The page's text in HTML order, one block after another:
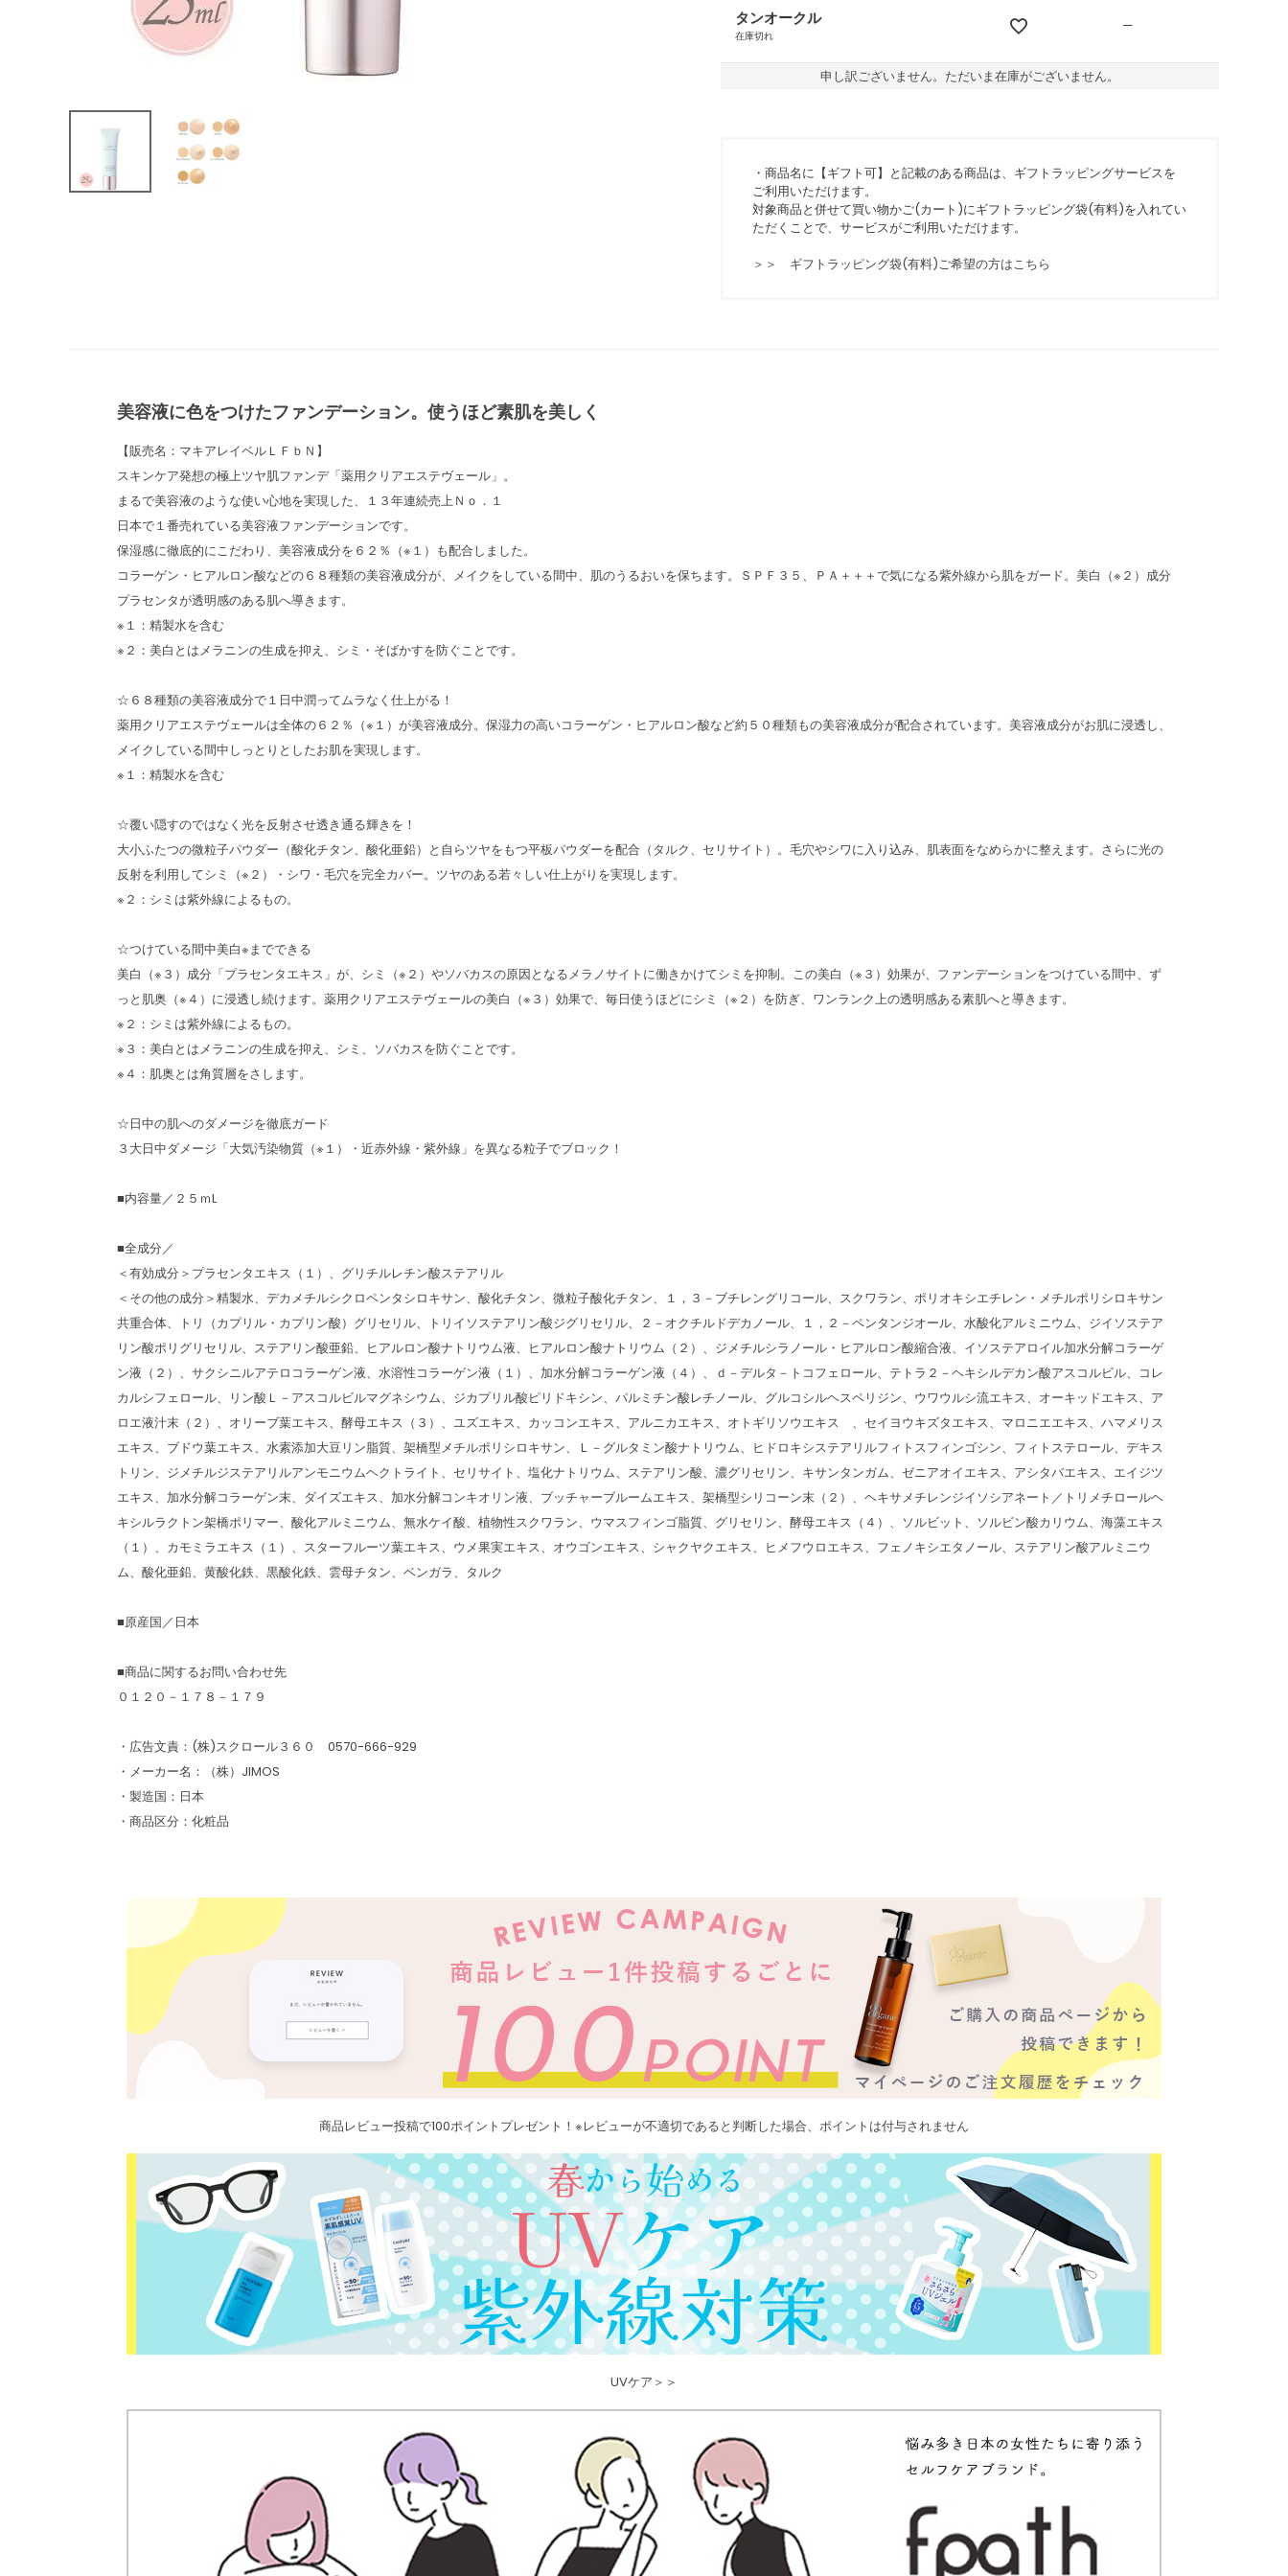
タンオークル
在庫切れ
—
申し訳ございません。ただいま在庫がございません。
・商品名に【ギフト可】と記載のある商品は、ギフトラッピングサービスを
ご利用いただけます。
対象商品と併せて買い物かご(カート)にギフトラッピング袋(有料)を入れてい
ただくことで、サービスがご利用いただけます。
＞＞ ギフトラッピング袋(有料)ご希望の方はこちら
美容液に色をつけたファンデーション。使うほど素肌を美しく
【販売名：マキアレイベルＬＦｂＮ】
スキンケア発想の極上ツヤ肌ファンデ「薬用クリアエステヴェール」。
まるで美容液のような使い心地を実現した、１３年連続売上Ｎｏ．１
日本で１番売れている美容液ファンデーションです。
保湿感に徹底的にこだわり、美容液成分を６２％（※１）も配合しました。
コラーゲン・ヒアルロン酸などの６８種類の美容液成分が、メイクをしている間中、肌のうるおいを保ちます。ＳＰＦ３５、ＰＡ＋＋＋で気になる紫外線から肌をガード。美白（※２）成分
プラセンタが透明感のある肌へ導きます。
※１：精製水を含む
※２：美白とはメラニンの生成を抑え、シミ・そばかすを防ぐことです。
☆６８種類の美容液成分で１日中潤ってムラなく仕上がる！
薬用クリアエステヴェールは全体の６２％（※１）が美容液成分。保湿力の高いコラーゲン・ヒアルロン酸など約５０種類もの美容液成分が配合されています。美容液成分がお肌に浸透し、
メイクしている間中しっとりとしたお肌を実現します。
※１：精製水を含む
☆覆い隠すのではなく光を反射させ透き通る輝きを！
大小ふたつの微粒子パウダー（酸化チタン、酸化亜鉛）と自らツヤをもつ平板パウダーを配合（タルク、セリサイト）。毛穴やシワに入り込み、肌表面をなめらかに整えます。さらに光の
反射を利用してシミ（※２）・シワ・毛穴を完全カバー。ツヤのある若々しい仕上がりを実現します。
※２：シミは紫外線によるもの。
☆つけている間中美白※までできる
美白（※３）成分「プラセンタエキス」が、シミ（※２）やソバカスの原因となるメラノサイトに働きかけてシミを抑制。この美白（※３）効果が、ファンデーションをつけている間中、ず
っと肌奥（※４）に浸透し続けます。薬用クリアエステヴェールの美白（※３）効果で、毎日使うほどにシミ（※２）を防ぎ、ワンランク上の透明感ある素肌へと導きます。
※２：シミは紫外線によるもの。
※３：美白とはメラニンの生成を抑え、シミ、ソバカスを防ぐことです。
※４：肌奥とは角質層をさします。
☆日中の肌へのダメージを徹底ガード
３大日中ダメージ「大気汚染物質（※１）・近赤外線・紫外線」を異なる粒子でブロック！
■内容量／２５ｍL
■全成分／
＜有効成分＞プラセンタエキス（１）、グリチルレチン酸ステアリル
＜その他の成分＞精製水、デカメチルシクロペンタシロキサン、酸化チタン、微粒子酸化チタン、１，３－ブチレングリコール、スクワラン、ポリオキシエチレン・メチルポリシロキサン
共重合体、トリ（カプリル・カプリン酸）グリセリル、トリイソステアリン酸ジグリセリル、２－オクチルドデカノール、１，２－ペンタンジオール、水酸化アルミニウム、ジイソステア
リン酸ポリグリセリル、ステアリン酸亜鉛、ヒアルロン酸ナトリウム液、ヒアルロン酸ナトリウム（２）、ジメチルシラノール・ヒアルロン酸縮合液、イソステアロイル加水分解コラーゲ
ン液（２）、サクシニルアテロコラーゲン液、水溶性コラーゲン液（１）、加水分解コラーゲン液（４）、ｄ－デルタ－トコフェロール、テトラ２－ヘキシルデカン酸アスコルビル、コレ
カルシフェロール、リン酸Ｌ－アスコルビルマグネシウム、ジカプリル酸ピリドキシン、パルミチン酸レチノール、グルコシルヘスペリジン、ウワウルシ流エキス、オーキッドエキス、ア
ロエ液汁末（２）、オリーブ葉エキス、酵母エキス（３）、ユズエキス、カッコンエキス、アルニカエキス、オトギリソウエキス 、セイヨウキズタエキス、マロニエエキス、ハマメリス
エキス、ブドウ葉エキス、水素添加大豆リン脂質、架橋型メチルポリシロキサン、Ｌ－グルタミン酸ナトリウム、ヒドロキシステアリルフィトスフィンゴシン、フィトステロール、デキス
トリン、ジメチルジステアリルアンモニウムヘクトライト、セリサイト、塩化ナトリウム、ステアリン酸、濃グリセリン、キサンタンガム、ゼニアオイエキス、アシタバエキス、エイジツ
エキス、加水分解コラーゲン末、ダイズエキス、加水分解コンキオリン液、ブッチャーブルームエキス、架橋型シリコーン末（２）、ヘキサメチレンジイソシアネート／トリメチロールヘ
キシルラクトン架橋ポリマー、酸化アルミニウム、無水ケイ酸、植物性スクワラン、ウマスフィンゴ脂質、グリセリン、酵母エキス（４）、ソルビット、ソルビン酸カリウム、海藻エキス
（１）、カモミラエキス（１）、スターフルーツ葉エキス、ウメ果実エキス、オウゴンエキス、シャクヤクエキス、ヒメフウロエキス、フェノキシエタノール、ステアリン酸アルミニウ
ム、酸化亜鉛、黄酸化鉄、黒酸化鉄、雲母チタン、ベンガラ、タルク
■原産国／日本
■商品に関するお問い合わせ先
０１２０－１７８－１７９
・広告文責：(株)スクロール３６０ 0570-666-929
・メーカー名：（株）JIMOS
・製造国：日本
・商品区分：化粧品
商品レビュー投稿で100ポイントプレゼント！※レビューが不適切であると判断した場合、ポイントは付与されません
UVケア＞＞